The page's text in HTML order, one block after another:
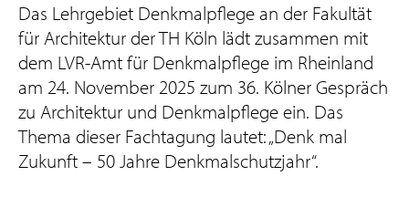
Das Lehrgebiet Denkmalpflege an der Fakultät
für Architektur der TH Köln lädt zusammen mit
dem LVR-Amt für Denkmalpflege im Rheinland
am 24. November 2025 zum 36. Kölner Gespräch
zu Architektur und Denkmalpflege ein. Das
Thema dieser Fachtagung lautet: „Denk mal
Zukunft – 50 Jahre Denkmalschutzjahr“.